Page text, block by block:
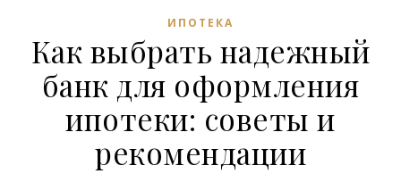
ИПОТЕКА
Как выбрать надежный
банк для оформления
ипотеки: советы и
рекомендации